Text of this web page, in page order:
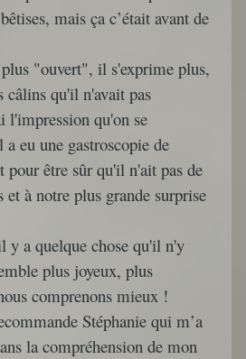
mais ça c’était avant de
"ouvert", il s'exprime plus,
câlins qu'il n'avait pas
l'impression qu'on se
eu une gastroscopie de
pour être sûr qu'il n'ait pas de
et à notre plus grande surprise
y a quelque chose qu'il n'y
plus joyeux, plus
comprenons mieux !
Stéphanie qui m’a
la compréhension de mon